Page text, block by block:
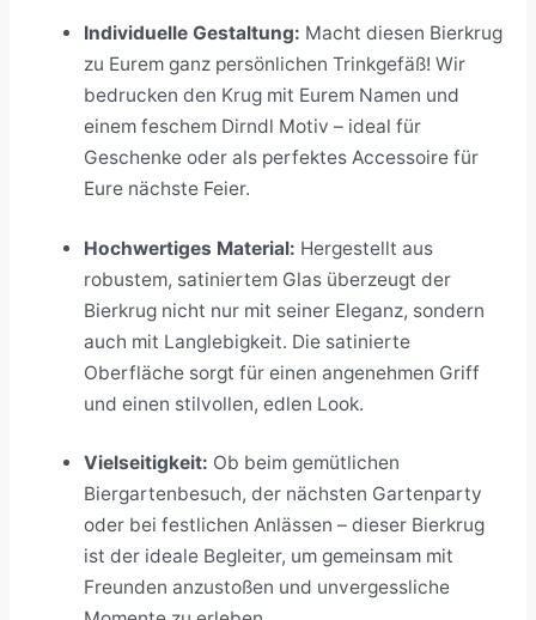
Individuelle Gestaltung: Macht diesen Bierkrug
zu Eurem ganz persönlichen Trinkgefäß! Wir
bedrucken den Krug mit Eurem Namen und
einem feschem Dirndl Motiv – ideal für
Geschenke oder als perfektes Accessoire für
Eure nächste Feier.
Hochwertiges Material: Hergestellt aus
robustem, satiniertem Glas überzeugt der
Bierkrug nicht nur mit seiner Eleganz, sondern
auch mit Langlebigkeit. Die satinierte
Oberfläche sorgt für einen angenehmen Griff
und einen stilvollen, edlen Look.
Vielseitigkeit: Ob beim gemütlichen
Biergartenbesuch, der nächsten Gartenparty
oder bei festlichen Anlässen – dieser Bierkrug
ist der ideale Begleiter, um gemeinsam mit
Freunden anzustoßen und unvergessliche